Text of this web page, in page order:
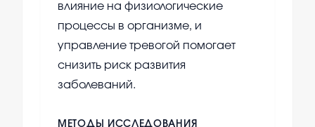
влияние на физиологические
процессы в организме, и
управление тревогой помогает
снизить риск развития
заболеваний.
МЕТОДЫ ИССЛЕДОВАНИЯ